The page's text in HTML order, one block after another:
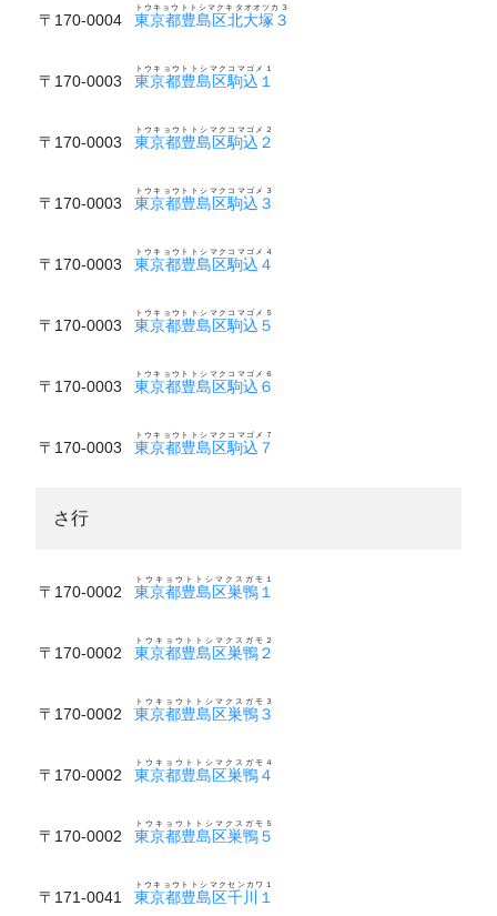
〒170-0004 東京都豊島区北大塚３
トウキョウトトシマクキタオオツカ３
〒170-0003 東京都豊島区駒込１
トウキョウトトシマクコマゴメ１
〒170-0003 東京都豊島区駒込２
トウキョウトトシマクコマゴメ２
〒170-0003 東京都豊島区駒込３
トウキョウトトシマクコマゴメ３
〒170-0003 東京都豊島区駒込４
トウキョウトトシマクコマゴメ４
〒170-0003 東京都豊島区駒込５
トウキョウトトシマクコマゴメ５
〒170-0003 東京都豊島区駒込６
トウキョウトトシマクコマゴメ６
〒170-0003 東京都豊島区駒込７
トウキョウトトシマクコマゴメ７
さ行
〒170-0002 東京都豊島区巣鴨１
トウキョウトトシマクスガモ１
〒170-0002 東京都豊島区巣鴨２
トウキョウトトシマクスガモ２
〒170-0002 東京都豊島区巣鴨３
トウキョウトトシマクスガモ３
〒170-0002 東京都豊島区巣鴨４
トウキョウトトシマクスガモ４
〒170-0002 東京都豊島区巣鴨５
トウキョウトトシマクスガモ５
〒171-0041 東京都豊島区千川１
トウキョウトトシマクセンカワ１